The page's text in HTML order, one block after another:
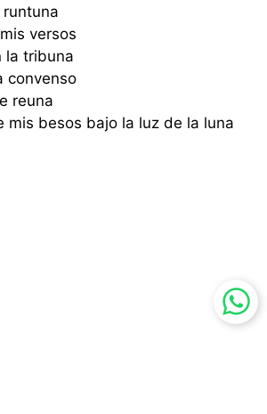
versos
la tribuna
convenso
reuna
mis besos bajo la luz de la luna